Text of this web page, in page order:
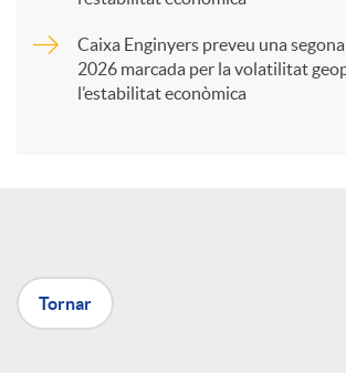
X
Caixa Enginyers preveu una
2026 marcada per la volatilitat
l’estabilitat econòmica
Tornar